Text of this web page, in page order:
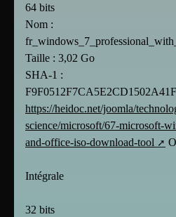
64 bits
Nom :
Taille : 3,02 Go
SHA-1 :
https://heidoc.net/joomla/
science/microsoft/67-microsoft-
and-office-iso-download-tool
Intégrale
32 bits